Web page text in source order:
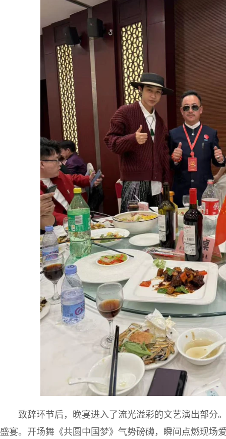
致辞环节后，晚宴进入了流光溢彩的文艺演出部分
盛宴。开场舞《共圆中国梦》气势磅礴，瞬间点燃现场